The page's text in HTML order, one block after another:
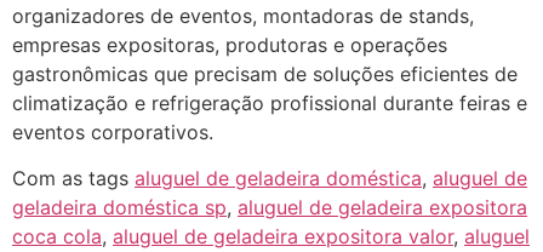
organizadores de eventos, montadoras de stands,
empresas expositoras, produtoras e operações
gastronômicas que precisam de soluções eficientes de
climatização e refrigeração profissional durante feiras e
eventos corporativos.
Com as tags aluguel de geladeira doméstica, aluguel de
geladeira doméstica sp, aluguel de geladeira expositora
coca cola, aluguel de geladeira expositora valor, aluguel